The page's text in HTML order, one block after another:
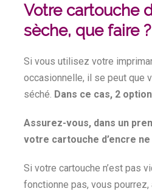
Votre cartouche
sèche, que faire ?
Si vous utilisez votre
occasionnelle, il se peut que
séché. Dans ce cas, 2
Assurez-vous, dans un
votre cartouche d’encre
Si votre cartouche n’est pas
fonctionne pas, vous pourrez,